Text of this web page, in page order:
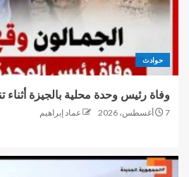
حوادث
وفاة رئيس وحدة محلية بالجيزة أثناء
7 أغسطس، 2026 عماد إبراهيم